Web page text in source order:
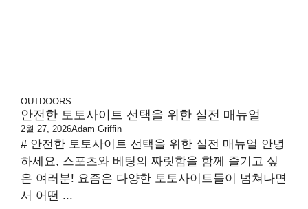
OUTDOORS
안전한 토토사이트 선택을 위한 실전 매뉴얼
2월 27, 2026Adam Griffin
# 안전한 토토사이트 선택을 위한 실전 매뉴얼 안녕
하세요, 스포츠와 베팅의 짜릿함을 함께 즐기고 싶
은 여러분! 요즘은 다양한 토토사이트들이 넘쳐나면
서 어떤 ...